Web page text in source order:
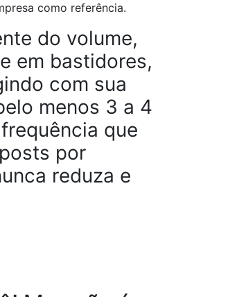
como referência.
do volume,
em bastidores,
com sua
menos 3 a 4
que
por
reduza e